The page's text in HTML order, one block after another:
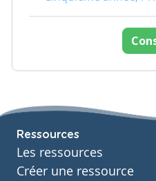
Ressources
Les ressources
Créer une ressource